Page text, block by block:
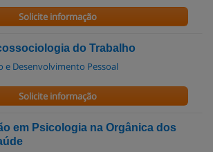
Solicite informação
do Trabalho
e Desenvolvimento Pessoal
Solicite informação
em Psicologia na Orgânica dos